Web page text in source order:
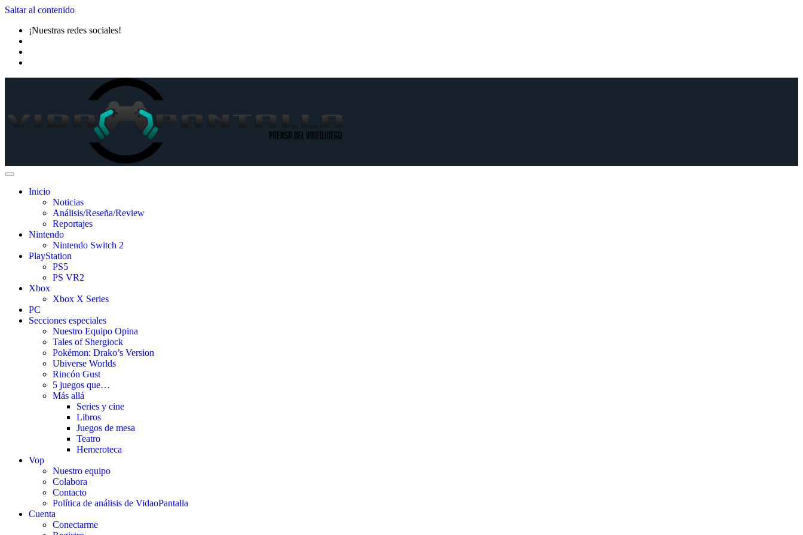
Saltar al contenido
¡Nuestras redes sociales!
Inicio
Noticias
Análisis/Reseña/Review
Reportajes
Nintendo
Nintendo Switch 2
PlayStation
PS5
PS VR2
Xbox
Xbox X Series
PC
Secciones especiales
Nuestro Equipo Opina
Tales of Shergiock
Pokémon: Drako’s Version
Ubiverse Worlds
Rincón Gust
5 juegos que…
Más allá
Series y cine
Libros
Juegos de mesa
Teatro
Hemeroteca
Vop
Nuestro equipo
Colabora
Contacto
Política de análisis de VidaoPantalla
Cuenta
Conectarme